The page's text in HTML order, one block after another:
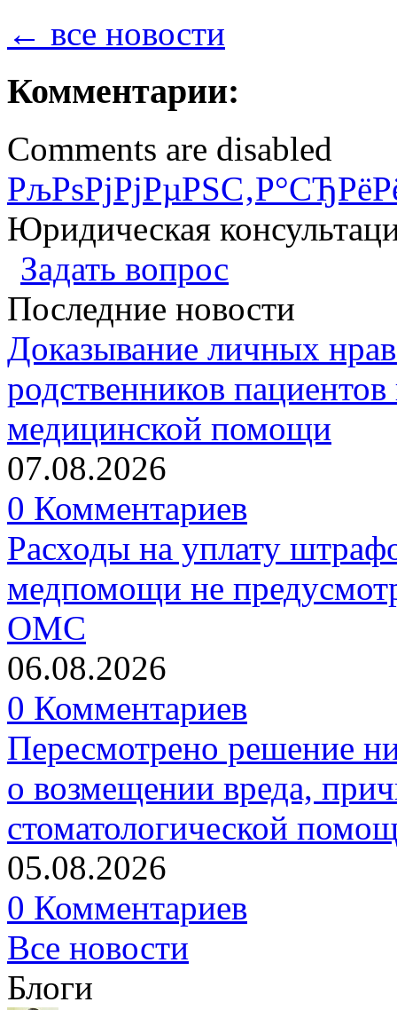
← все новости
Комментарии:
Comments are disabled
Юридическая
Задать вопрос
Последние новости
Доказывание личных
родственников
медицинской помощи
07.08.2026
0 Комментариев
Расходы на уплату
медпомощи не
ОМС
06.08.2026
0 Комментариев
Пересмотрено решение
о возмещении вреда,
стоматологической
05.08.2026
0 Комментариев
Все новости
Блоги